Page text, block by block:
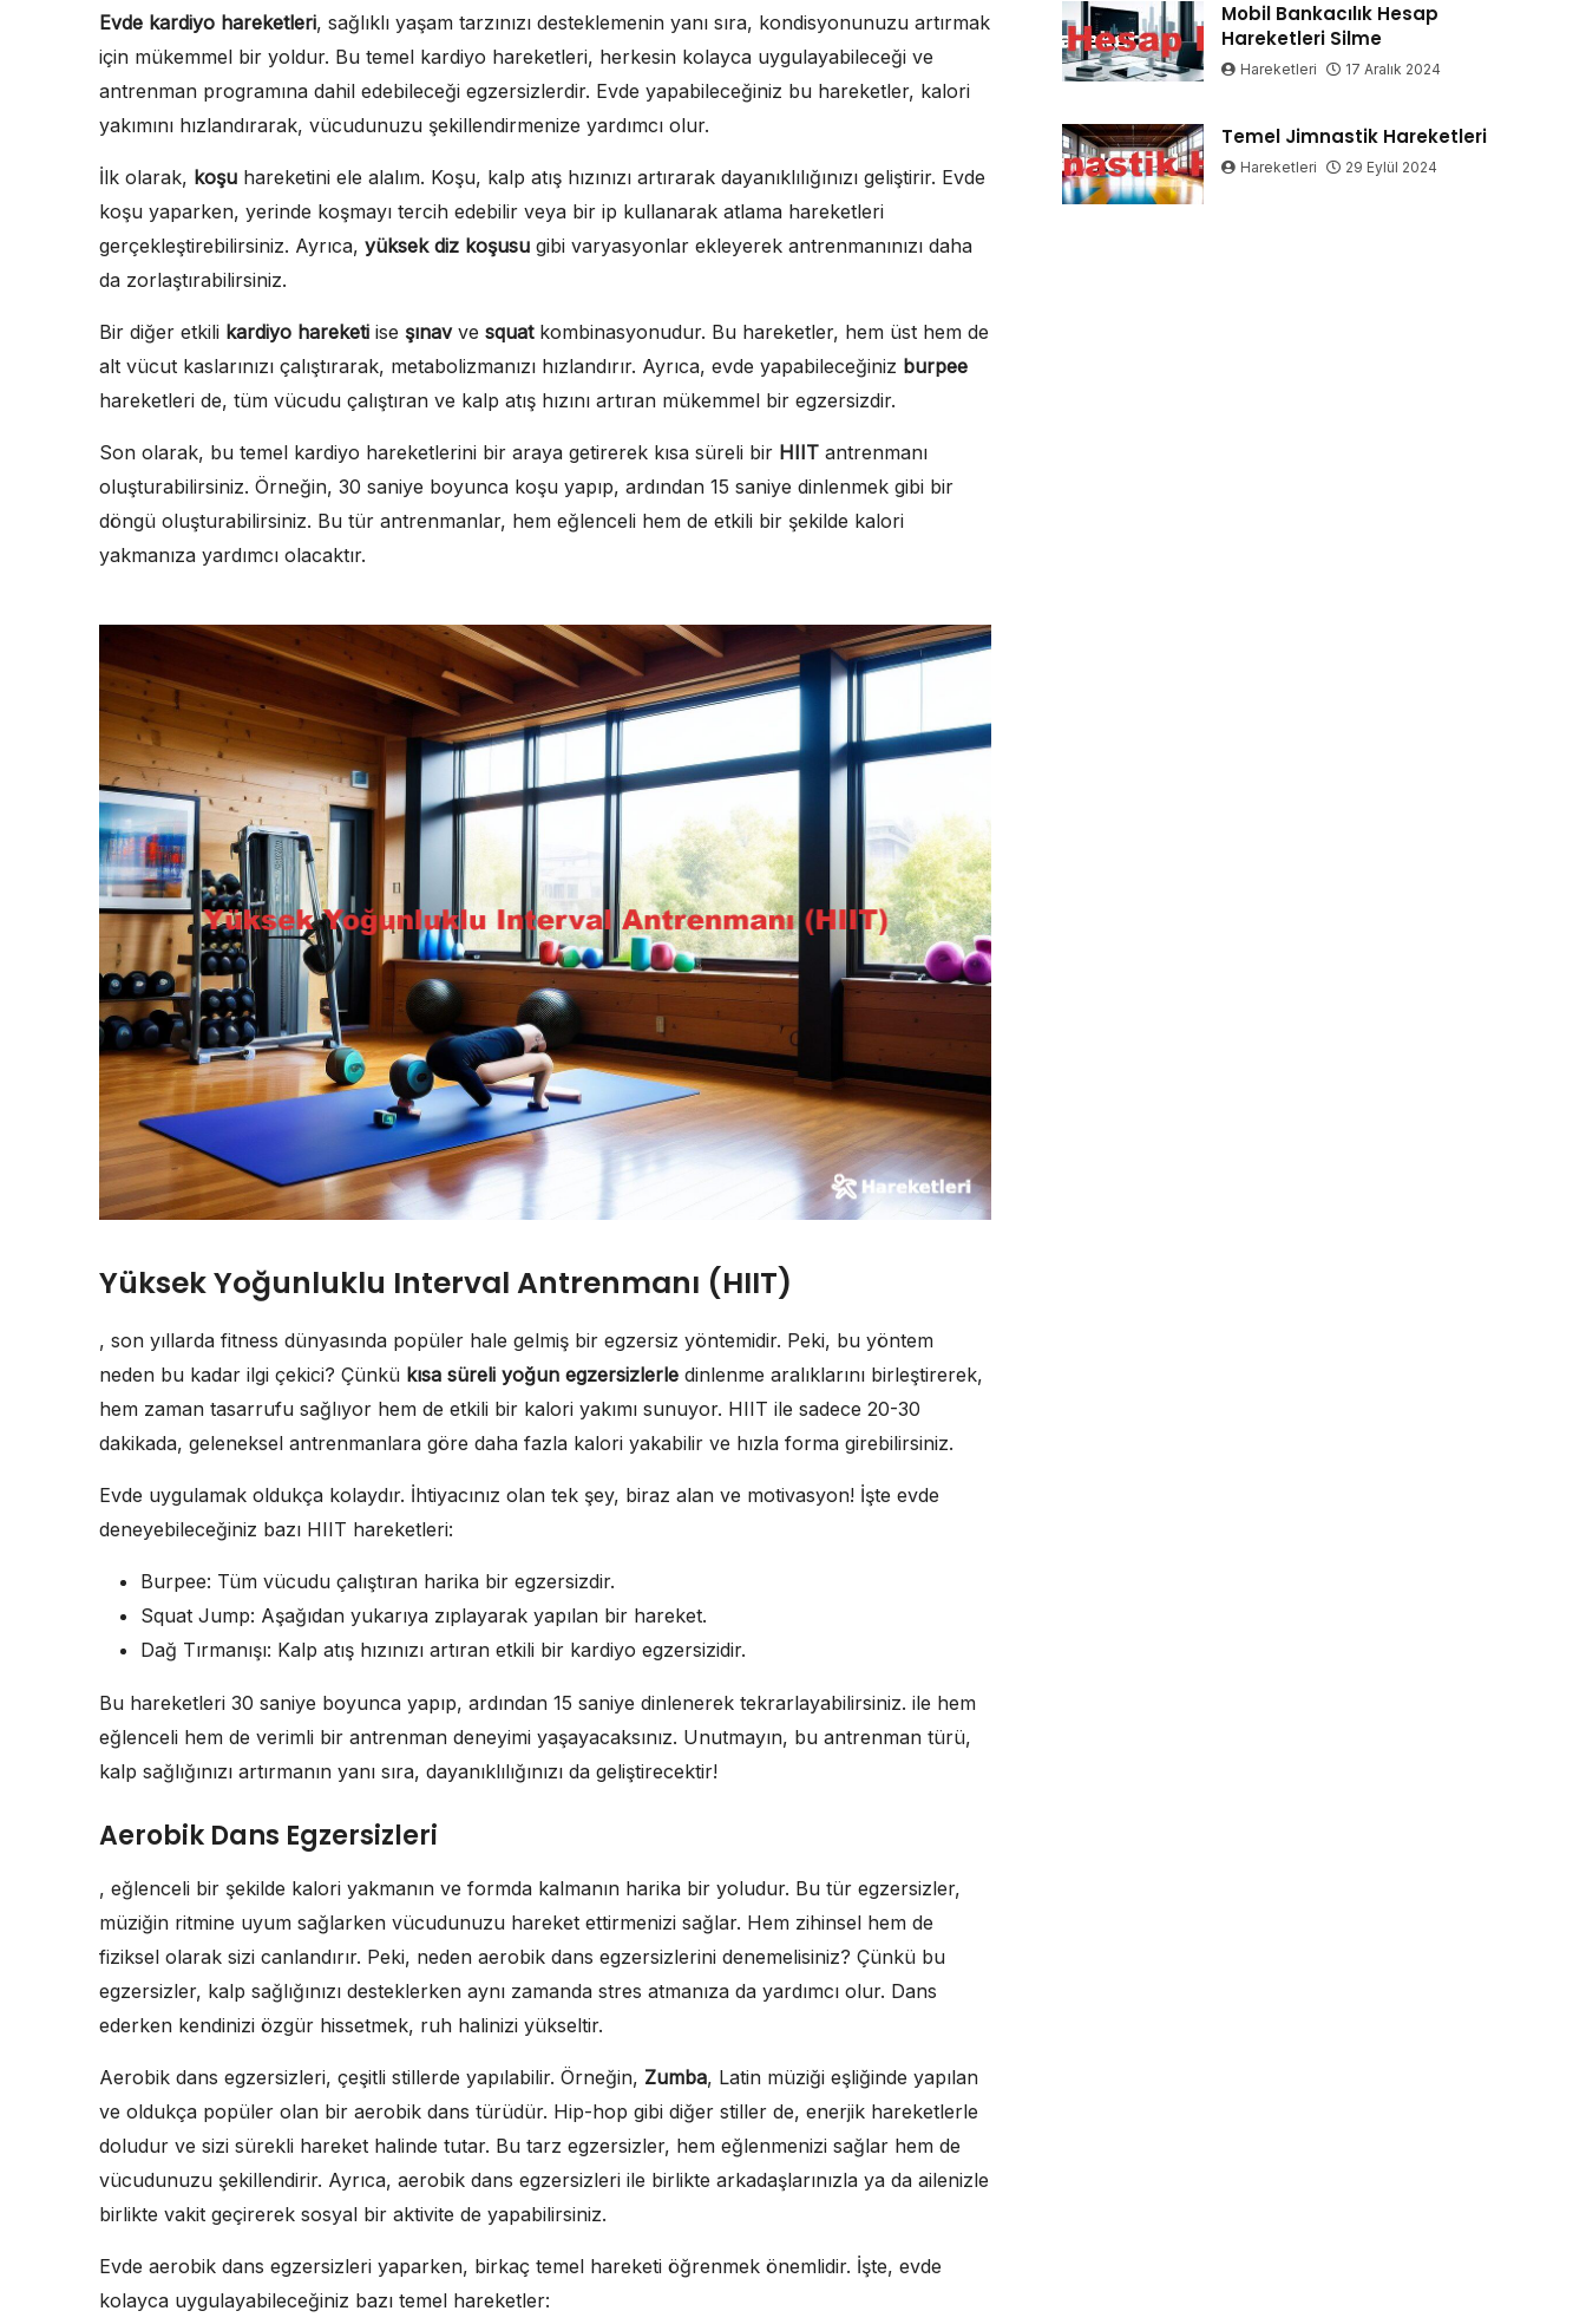
Evde kardiyo hareketleri, sağlıklı yaşam tarzınızı desteklemenin yanı sıra, kondisyonunuzu artırmak
için mükemmel bir yoldur. Bu temel kardiyo hareketleri, herkesin kolayca uygulayabileceği ve
antrenman programına dahil edebileceği egzersizlerdir. Evde yapabileceğiniz bu hareketler, kalori
yakımını hızlandırarak, vücudunuzu şekillendirmenize yardımcı olur.
İlk olarak, koşu hareketini ele alalım. Koşu, kalp atış hızınızı artırarak dayanıklılığınızı geliştirir. Evde
koşu yaparken, yerinde koşmayı tercih edebilir veya bir ip kullanarak atlama hareketleri
gerçekleştirebilirsiniz. Ayrıca, yüksek diz koşusu gibi varyasyonlar ekleyerek antrenmanınızı daha
da zorlaştırabilirsiniz.
Bir diğer etkili kardiyo hareketi ise şınavve squatkombinasyonudur. Bu hareketler, hem üst hem de
alt vücut kaslarınızı çalıştırarak, metabolizmanızı hızlandırır. Ayrıca, evde yapabileceğiniz burpee
hareketleri de, tüm vücudu çalıştıran ve kalp atış hızını artıran mükemmel bir egzersizdir.
Son olarak, bu temel kardiyo hareketlerini bir araya getirerek kısa süreli bir HIIT antrenmanı
oluşturabilirsiniz. Örneğin, 30 saniye boyunca koşu yapıp, ardından 15 saniye dinlenmek gibi bir
döngü oluşturabilirsiniz. Bu tür antrenmanlar, hem eğlenceli hem de etkili bir şekilde kalori
yakmanıza yardımcı olacaktır.
Yüksek Yoğunluklu Interval Antrenmanı (HIIT)
, son yıllarda fitness dünyasında popüler hale gelmiş bir egzersiz yöntemidir. Peki, bu yöntem
neden bu kadar ilgi çekici? Çünkü kısa süreli yoğun egzersizlerle dinlenme aralıklarını birleştirerek,
hem zaman tasarrufu sağlıyor hem de etkili bir kalori yakımı sunuyor. HIIT ile sadece 20-30
dakikada, geleneksel antrenmanlara göre daha fazla kalori yakabilir ve hızla forma girebilirsiniz.
Evde uygulamak oldukça kolaydır. İhtiyacınız olan tek şey, biraz alan ve motivasyon! İşte evde
deneyebileceğiniz bazı HIIT hareketleri:
Burpee: Tüm vücudu çalıştıran harika bir egzersizdir.
Squat Jump: Aşağıdan yukarıya zıplayarak yapılan bir hareket.
Dağ Tırmanışı: Kalp atış hızınızı artıran etkili bir kardiyo egzersizidir.
Bu hareketleri 30 saniye boyunca yapıp, ardından 15 saniye dinlenerek tekrarlayabilirsiniz. ile hem
eğlenceli hem de verimli bir antrenman deneyimi yaşayacaksınız. Unutmayın, bu antrenman türü,
kalp sağlığınızı artırmanın yanı sıra, dayanıklılığınızı da geliştirecektir!
Aerobik Dans Egzersizleri
, eğlenceli bir şekilde kalori yakmanın ve formda kalmanın harika bir yoludur. Bu tür egzersizler,
müziğin ritmine uyum sağlarken vücudunuzu hareket ettirmenizi sağlar. Hem zihinsel hem de
fiziksel olarak sizi canlandırır. Peki, neden aerobik dans egzersizlerini denemelisiniz? Çünkü bu
egzersizler, kalp sağlığınızı desteklerken aynı zamanda stres atmanıza da yardımcı olur. Dans
ederken kendinizi özgür hissetmek, ruh halinizi yükseltir.
Aerobik dans egzersizleri, çeşitli stillerde yapılabilir. Örneğin, Zumba, Latin müziği eşliğinde yapılan
ve oldukça popüler olan bir aerobik dans türüdür. Hip-hop gibi diğer stiller de, enerjik hareketlerle
doludur ve sizi sürekli hareket halinde tutar. Bu tarz egzersizler, hem eğlenmenizi sağlar hem de
vücudunuzu şekillendirir. Ayrıca, aerobik dans egzersizleri ile birlikte arkadaşlarınızla ya da ailenizle
birlikte vakit geçirerek sosyal bir aktivite de yapabilirsiniz.
Evde aerobik dans egzersizleri yaparken, birkaç temel hareketi öğrenmek önemlidir. İşte, evde
kolayca uygulayabileceğiniz bazı temel hareketler:
Mobil Bankacılık Hesap
Hareketleri Silme
Hareketleri 17 Aralık 2024
Temel Jimnastik Hareketleri
Hareketleri 29 Eylül 2024